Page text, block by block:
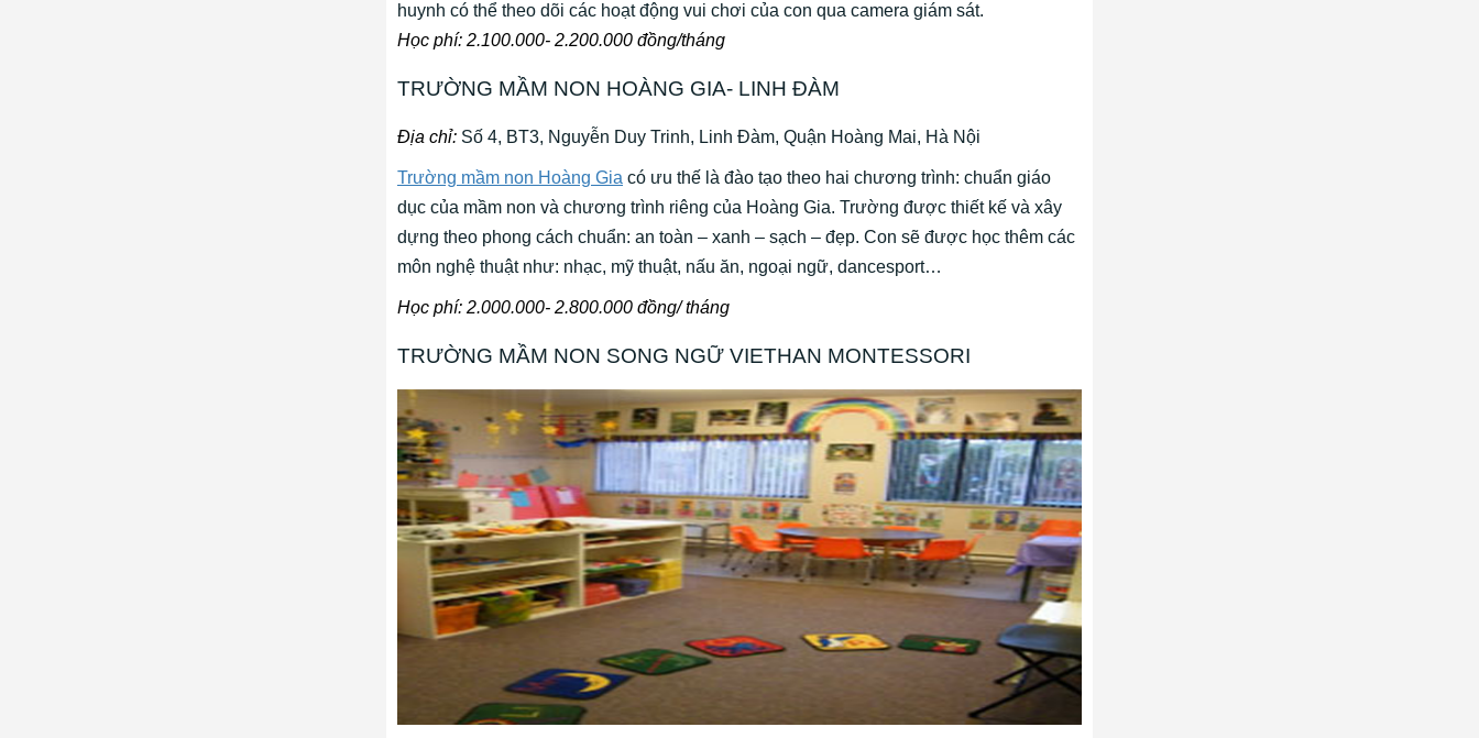
huynh có thể theo dõi các hoạt động vui chơi của con qua camera giám sát.
Học phí: 2.100.000- 2.200.000 đồng/tháng
TRƯỜNG MẦM NON HOÀNG GIA- LINH ĐÀM
Địa chỉ: Số 4, BT3, Nguyễn Duy Trinh, Linh Đàm, Quận Hoàng Mai, Hà Nội
Trường mầm non Hoàng Gia có ưu thế là đào tạo theo hai chương trình: chuẩn giáo
dục của mầm non và chương trình riêng của Hoàng Gia. Trường được thiết kế và xây
dựng theo phong cách chuẩn: an toàn – xanh – sạch – đẹp. Con sẽ được học thêm các
môn nghệ thuật như: nhạc, mỹ thuật, nấu ăn, ngoại ngữ, dancesport…
Học phí: 2.000.000- 2.800.000 đồng/ tháng
TRƯỜNG MẦM NON SONG NGỮ VIETHAN MONTESSORI